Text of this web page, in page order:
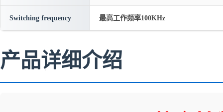
Switching frequency 最高工作频率100KHz
产品详细介绍